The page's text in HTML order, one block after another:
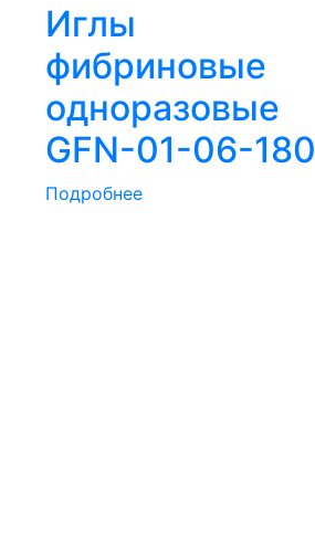
Иглы
фибриновые
одноразовые
GFN-01-06-180
Подробнее